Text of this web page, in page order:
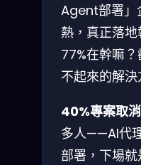
Agent部署」
熱，真正落
77%在幹嘛
不起來的解決
40%專案取
多人——AI代
部署，下場